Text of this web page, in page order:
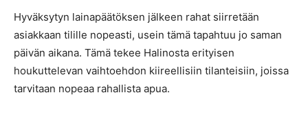
Hyväksytyn lainapäätöksen jälkeen rahat siirretään
asiakkaan tilille nopeasti, usein tämä tapahtuu jo saman
päivän aikana. Tämä tekee Halinosta erityisen
houkuttelevan vaihtoehdon kiireellisiin tilanteisiin, joissa
tarvitaan nopeaa rahallista apua.